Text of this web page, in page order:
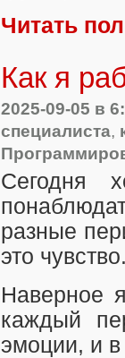
Читать
Как я
2025-09-05 в
специалиста,
Сегодня
разные
это
Наверное
каждый
эмоции, и в